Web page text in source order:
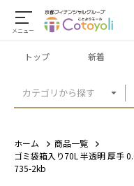
メニュー
カテゴリから探す
トップ 新着
ホーム
商品一覧
ゴミ袋箱入り70L 半透明 厚手
735-2kb